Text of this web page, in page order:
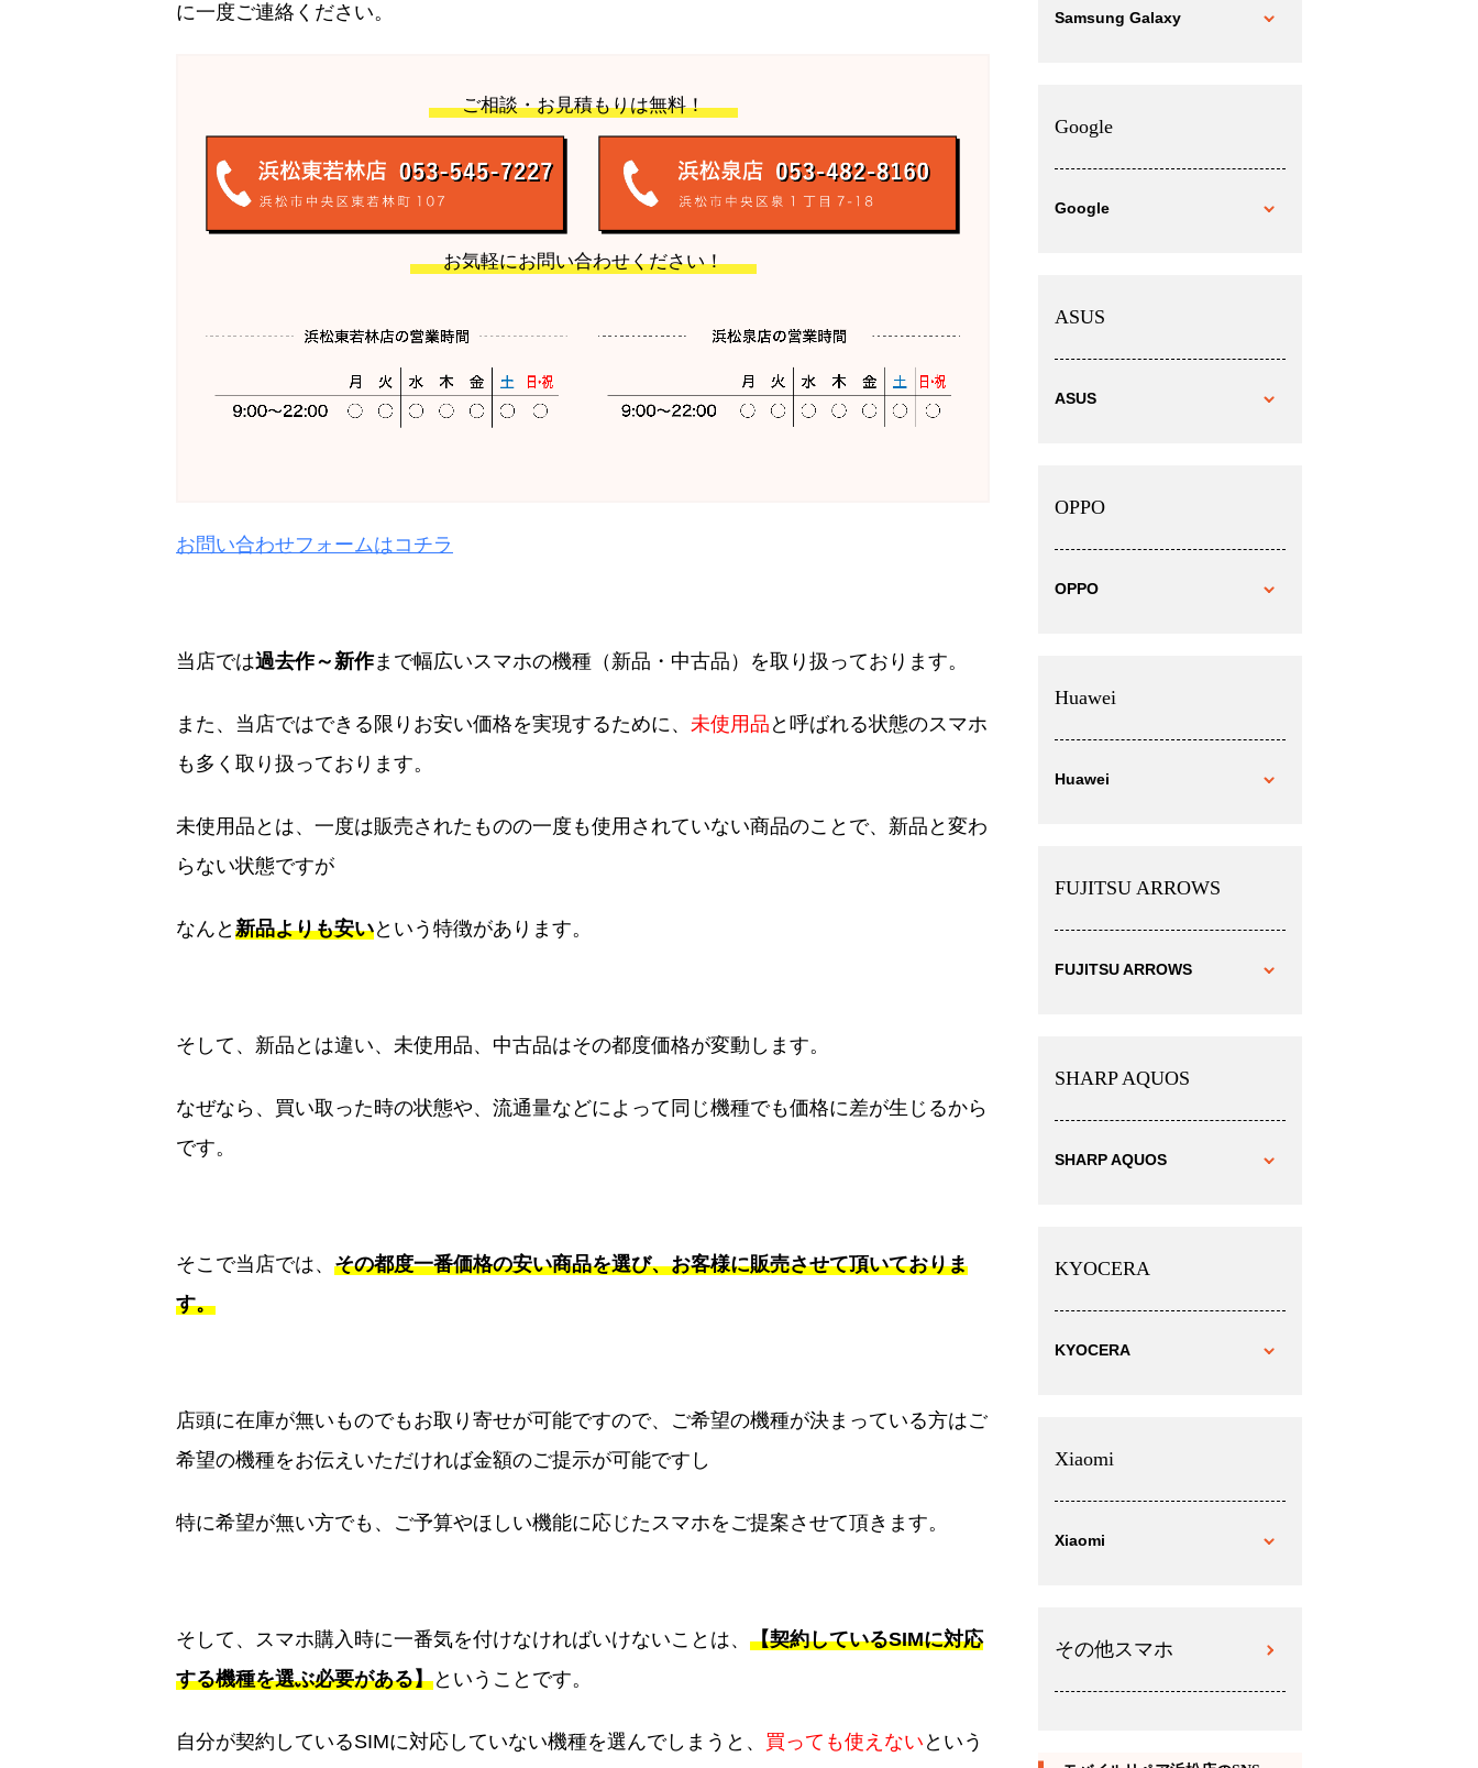
に一度ご連絡ください。
ご相談・お見積もりは無料！
お気軽にお問い合わせください！
お問い合わせフォームはコチラ
当店では過去作～新作まで幅広いスマホの機種（新品・中古品）を取り扱っております。
また、当店ではできる限りお安い価格を実現するために、 未使用品 と呼ばれる状態のスマホ
も多く取り扱っております。
未使用品とは、一度は販売されたものの一度も使用されていない商品のことで、新品と変わ
らない状態ですが
なんと 新品よりも安いという特徴があります。
そして、新品とは違い、未使用品、中古品はその都度価格が変動します。
なぜなら、買い取った時の状態や、流通量などによって同じ機種でも価格に差が生じるから
です。
そこで当店では、 その都度一番価格の安い商品を選び、お客様に販売させて頂いておりま
す。
店頭に在庫が無いものでもお取り寄せが可能ですので、ご希望の機種が決まっている方はご
希望の機種をお伝えいただければ金額のご提示が可能ですし
特に希望が無い方でも、ご予算やほしい機能に応じたスマホをご提案させて頂きます。
そして、スマホ購入時に一番気を付けなければいけないことは、 【契約しているSIMに対応
する機種を選ぶ必要がある】ということです。
自分が契約しているSIMに対応していない機種を選んでしまうと、 買っても使えない という
Samsung Galaxy
Google
Google
ASUS
ASUS
OPPO
OPPO
Huawei
Huawei
FUJITSU ARROWS
FUJITSU ARROWS
SHARP AQUOS
SHARP AQUOS
KYOCERA
KYOCERA
Xiaomi
Xiaomi
その他スマホ